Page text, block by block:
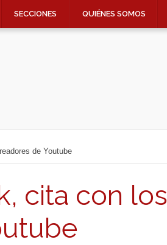
SECCIONES QUIÉNES SOMOS
de Youtube
cita con los